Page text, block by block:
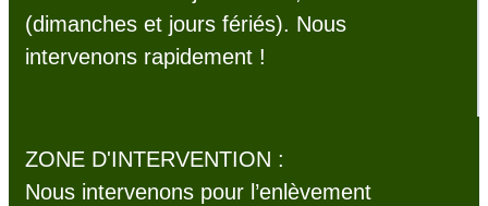
(dimanches et jours fériés). Nous
intervenons rapidement !
ZONE D'INTERVENTION :
Nous intervenons pour l’enlèvement